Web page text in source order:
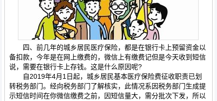
四、前几年的城乡居民医疗保险，都是在银行卡上预留资金以
备扣款，今年是在网上缴费的，微信上有缴费记但是今天收到短信
说，需要在银行卡上存钱。这是什么原因呢?
自2019年4月1日起，城乡居民基本医疗保险费征收职责已划
转税务部门。经向税务部门了解核实，此情况系因税务部门生成提
示短信时间在你微信缴费之前，因短信量大，需分批次下发，所以